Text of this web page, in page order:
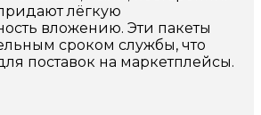
лёгкую
вложению. Эти пакеты
сроком службы, что
поставок на маркетплейсы.